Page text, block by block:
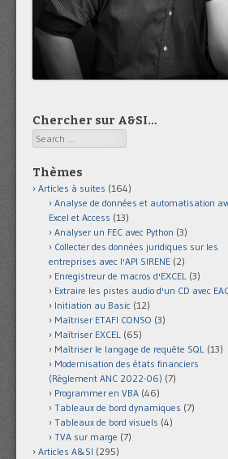
Chercher sur A&SI…
Search
Thèmes
Articles à suites (164)
Analyse de données et automatisation
Excel et Access (13)
Analyser un FEC avec Python (3)
Collecter des données juridiques sur les
entreprises avec l'API SIRENE (2)
Enregistreur de macros d'EXCEL (3)
Extraire les pistes audio d'un CD avec
Initiation au Basic (12)
Maîtriser ETAFI CONSO (3)
Maîtriser EXCEL (65)
Maîtriser le langage de requête SQL (13)
Modernisation des états financiers
(Règlement ANC 2022-06) (7)
Programmer en VBA (46)
Tableaux de bord dynamiques (7)
Tableaux de bord visuels (4)
TVA sur marge (7)
Articles A&SI (295)